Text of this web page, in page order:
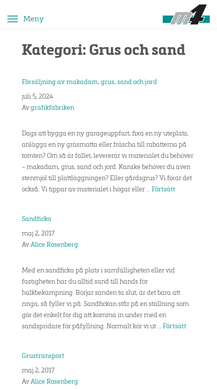
Toggle
Kategori: Grus och sand
Försäljning av makadam, grus, sand och jord
juli 5, 2024
Avgrafikfabriken
Dags att bygga en ny garageuppfart, fixa en ny uteplats,
anlägga en ny gräsmatta eller fräscha till rabatterna på
tomten? Om så är fallet, levererar vi materialet du behöver
– makadam, grus, sand och jord. Kanske behöver du även
stenmjöl till plattläggningen? Eller gårdsgrus? Vi fixar det
också. Vi tippar av materialet i högar eller … Förtsätt
Sandficka
maj 2, 2017
AvAlice Rosenberg
Med en sandficka på plats i samfälligheten eller vid
fastigheten har du alltid sand till hands för
halkbekämpning. Börjar sanden ta slut, är det bara att
ringa, så fyller vi på. Sandfickan står på en ställning som
gör det enkelt för dig att komma in under med en
sandspridare för påfyllning. Normalt kör vi ut … Förtsätt
Grustransport
maj 2, 2017
AvAlice Rosenberg